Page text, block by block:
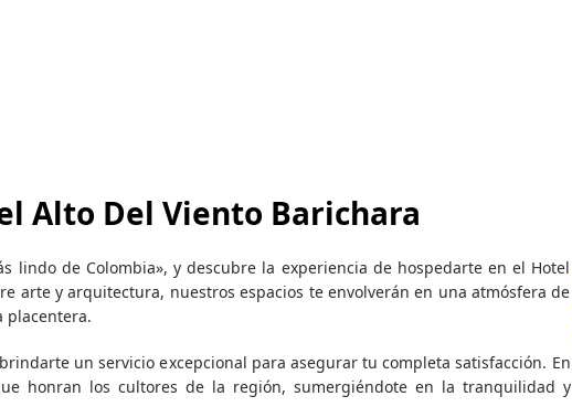
Alto Del Viento Barichara
lindo de Colombia», y descubre la experiencia de hospedarte en el Hotel
arte y arquitectura, nuestros espacios te envolverán en una atmósfera de
placentera.
un servicio excepcional para asegurar tu completa satisfacción. En
honran los cultores de la región, sumergiéndote en la tranquilidad y